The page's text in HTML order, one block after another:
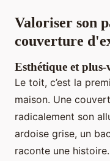
Valoriser son
couverture
Esthétique et
Le toit, c’est la
maison. Une
radicalement son
ardoise grise, un
raconte une